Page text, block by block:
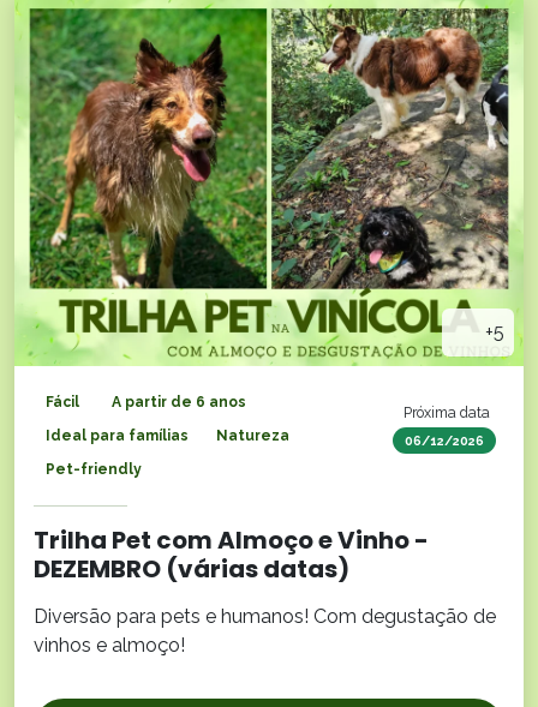
+5
Próxima data
06/12/2026
Fácil
A partir de 6 anos
Ideal para famílias
Natureza
Pet-friendly
Trilha Pet com Almoço e Vinho -
DEZEMBRO (várias datas)
Diversão para pets e humanos! Com degustação de
vinhos e almoço!